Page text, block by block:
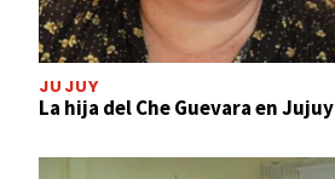
JUJUY
La hija del Che Guevara en Jujuy